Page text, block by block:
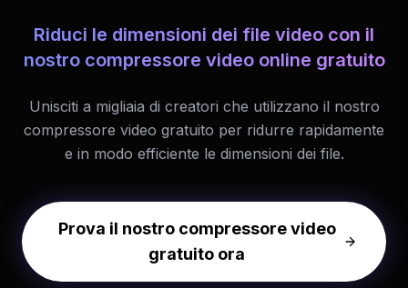
Riduci le dimensioni dei file video con il
nostro compressore video online gratuito
Unisciti a migliaia di creatori che utilizzano il nostro
compressore video gratuito per ridurre rapidamente
e in modo efficiente le dimensioni dei file.
Prova il nostro compressore video
gratuito ora